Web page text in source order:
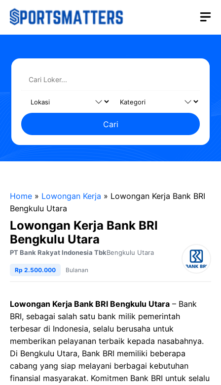
Langsung
Cari
Home » Lowongan Kerja » Lowongan Kerja Bank BRI
Bengkulu Utara
Lowongan Kerja Bank BRI
Bengkulu Utara
PT Bank Rakyat Indonesia TbkBengkulu Utara
Rp 2.500.000 Bulanan
Lowongan Kerja Bank BRI Bengkulu Utara – Bank
BRI, sebagai salah satu bank milik pemerintah
terbesar di Indonesia, selalu berusaha untuk
memberikan pelayanan terbaik kepada nasabahnya.
Di Bengkulu Utara, Bank BRI memiliki beberapa
cabang yang siap melayani berbagai kebutuhan
finansial masyarakat. Komitmen Bank BRI untuk selalu